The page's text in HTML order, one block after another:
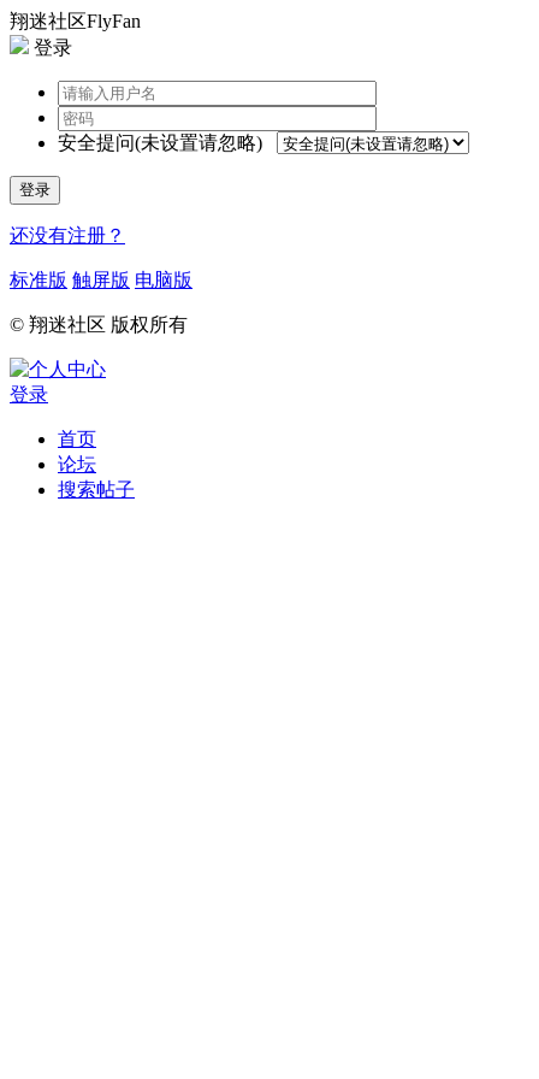
翔迷社区FlyFan
登录
安全提问(未设置请忽略)
登录
还没有注册？
标准版 触屏版 电脑版
© 翔迷社区 版权所有
登录
首页
论坛
搜索帖子